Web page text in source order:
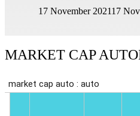
17 November 202117
MARKET CAP